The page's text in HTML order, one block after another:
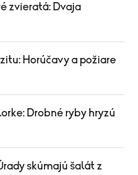
zvieratá: Dvaja
Horúčavy a požiare
Drobné ryby hryzú
skúmajú šalát z